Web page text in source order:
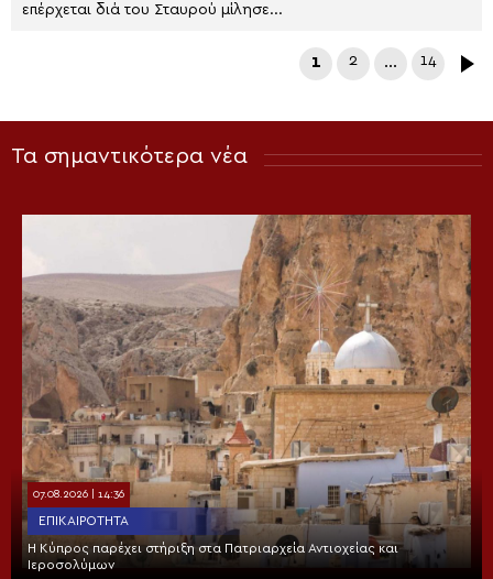
επέρχεται διά του Σταυρού μίλησε...
1 2 … 14
Τα σημαντικότερα νέα
07.08.2026 | 14:36
ΕΠΙΚΑΙΡΌΤΗΤΑ
Η Κύπρος παρέχει στήριξη στα Πατριαρχεία Αντιοχείας και
Ιεροσολύμων